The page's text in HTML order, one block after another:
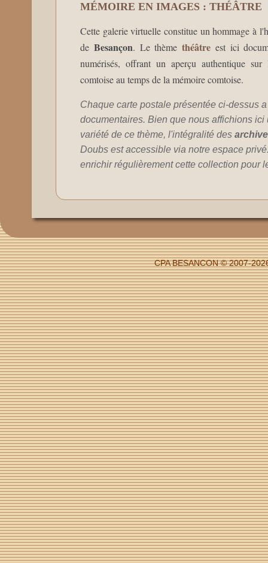
MÉMOIRE EN IMAGES : THÉÂTRE
Cette galerie virtuelle constitue un hommage à
de Besançon. Le thèmethéâtre est ici
numérisés, offrant un aperçu authentique
comtoise au temps de la mémoire comtoise.
Chaque carte postale présentée ci-dessus
documentaires. Bien que nous affichions
variété de ce thème, l'intégralité des
Doubs est accessible via notre espace
enrichir régulièrement cette collection pour
CPA BESANCON © 2007-